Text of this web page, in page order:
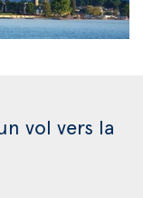
vol vers la